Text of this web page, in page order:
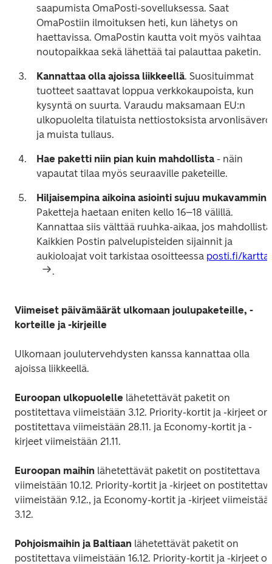
saapumista OmaPosti-sovelluksessa. Saat
OmaPostiin ilmoituksen heti, kun lähetys on
haettavissa. OmaPostin kautta voit myös vaihtaa
noutopaikkaa sekä lähettää tai palauttaa paketin.
Kannattaa olla ajoissa liikkeellä. Suosituimmat
tuotteet saattavat loppua verkkokaupoista, kun
kysyntä on suurta. Varaudu maksamaan EU:n
ulkopuolelta tilatuista nettiostoksista arvonlisävero
ja muista tullaus.
Hae paketti niin pian kuin mahdollista - näin
vapautat tilaa myös seuraaville paketeille.
Hiljaisempina aikoina asiointi sujuu mukavammin.
Paketteja haetaan eniten kello 16–18 välillä.
Kannattaa siis välttää ruuhka-aikaa, jos
Kaikkien Postin palvelupisteiden sijainnit ja
aukioloajat voit tarkistaa osoitteessa posti.fi/kartta
.
Viimeiset päivämäärät ulkomaan joulupaketeille, -
korteille ja -kirjeille
Ulkomaan joulutervehdysten kanssa kannattaa olla
ajoissa liikkeellä.
Euroopan ulkopuolelle lähetettävät paketit on
postitettava viimeistään 3.12. Priority-kortit ja -kirjeet on
postitettava viimeistään 28.11. ja Economy-kortit ja -
kirjeet viimeistään 21.11.
Euroopan maihin lähetettävät paketit on postitettava
viimeistään 10.12. Priority-kortit ja -kirjeet on
viimeistään 9.12., ja Economy-kortit ja -kirjeet
3.12.
Pohjoismaihin ja Baltiaan lähetettävät paketit on
postitettava viimeistään 16.12. Priority-kortit ja -kirjeet